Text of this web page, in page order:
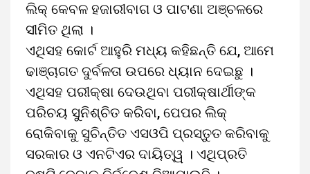
ଲିକ୍ କେବଳ ହଜାରୀବାଗ ଓ ପାଟଣା ଅଞ୍ଚଳରେ
ସୀମିତ ଥିଲା ।
ଏଥିସହ କୋର୍ଟ ଆହୁରି ମଧ୍ୟ କହିଛନ୍ତି ଯେ, ଆମେ
ଢାଞ୍ଚାଗତ ଦୁର୍ବଳତା ଉପରେ ଧ୍ୟାନ ଦେଇଛୁ ।
ଏଥିସହ ପରୀକ୍ଷା ଦେଉଥିବା ପରୀକ୍ଷାର୍ଥୀଙ୍କ
ପରିଚୟ ସୁନିଶ୍ଚିତ କରିବା, ପେପର ଲିକ୍
ରୋକିବାକୁ ସୁଚିନ୍ତିତ ଏସଓପି ପ୍ରସ୍ତୁତ କରିବାକୁ
ସରକାର ଓ ଏନଟିଏର ଦାୟିତ୍ୱ । ଏଥିପ୍ରତି